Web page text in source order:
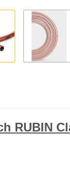
RUBIN